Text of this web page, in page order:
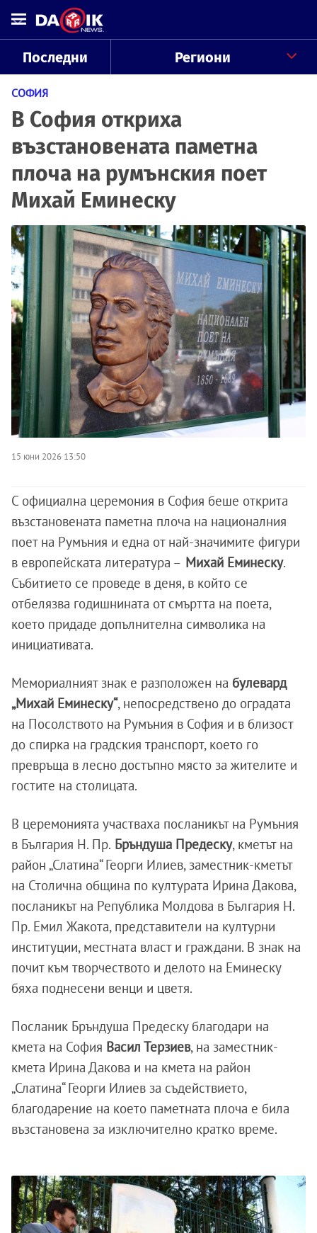
Последни Региони
СОФИЯ
В София откриха
възстановената паметна
плоча на румънския поет
Михай Еминеску
15 юни 2026 13:50
С официална церемония в София беше открита
възстановената паметна плоча на националния
поет на Румъния и една от най-значимите фигури
в европейската литература – Михай Еминеску.
Събитието се проведе в деня, в който се
отбелязва годишнината от смъртта на поета,
което придаде допълнителна символика на
инициативата.
Мемориалният знак е разположен на булевард
„Михай Еминеску“, непосредствено до оградата
на Посолството на Румъния в София и в близост
до спирка на градския транспорт, което го
превръща в лесно достъпно място за жителите и
гостите на столицата.
В церемонията участваха посланикът на Румъния
в България Н. Пр. Бръндуша Предеску, кметът на
район „Слатина“ Георги Илиев, заместник-кметът
на Столична община по културата Ирина Дакова,
посланикът на Република Молдова в България Н.
Пр. Емил Жакота, представители на културни
институции, местната власт и граждани. В знак на
почит към творчеството и делото на Еминеску
бяха поднесени венци и цветя.
Посланик Бръндуша Предеску благодари на
кмета на София Васил Терзиев, на заместник-
кмета Ирина Дакова и на кмета на район
„Слатина“ Георги Илиев за съдействието,
благодарение на което паметната плоча е била
възстановена за изключително кратко време.